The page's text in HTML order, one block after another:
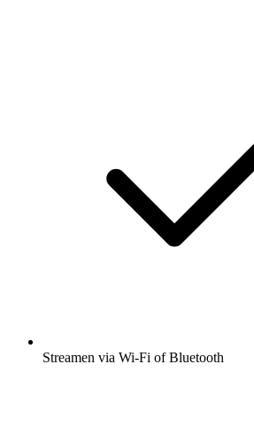
Streamen via Wi-Fi of Bluetooth